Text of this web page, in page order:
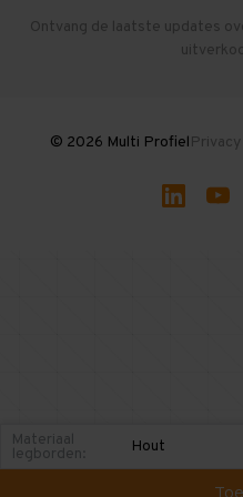
Gebruikte entresolvloeren
Ontvang de laatste updates
© 2026 Multi Profiel
Materiaal
legborden: